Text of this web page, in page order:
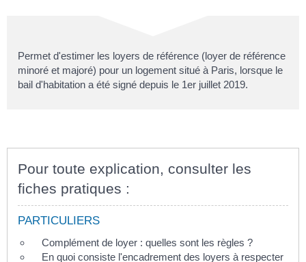
Permet d'estimer les loyers de référence (loyer de référence
minoré et majoré) pour un logement situé à Paris, lorsque le
bail d'habitation a été signé depuis le 1er juillet 2019.
Pour toute explication, consulter les
fiches pratiques :
PARTICULIERS
Complément de loyer : quelles sont les règles ?
En quoi consiste l'encadrement des loyers à respecter